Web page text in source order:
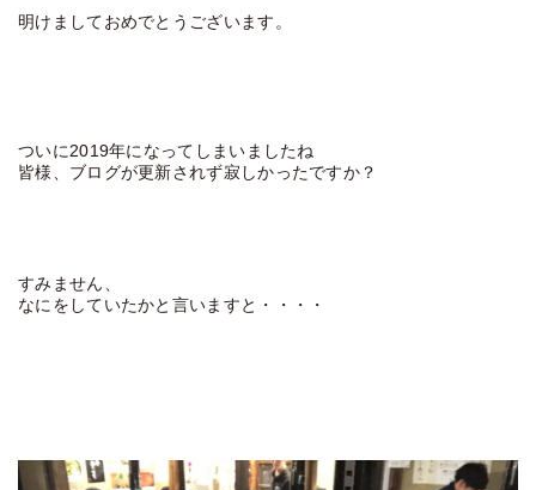
明けましておめでとうございます。
ついに2019年になってしまいましたね
皆様、ブログが更新されず寂しかったですか？
すみません、
なにをしていたかと言いますと・・・・